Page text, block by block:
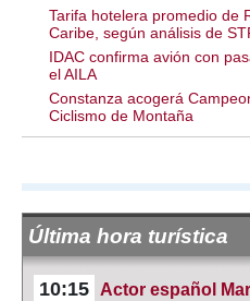
Tarifa hotelera promedio de
Caribe, según análisis de
IDAC confirma avión con
el AILA
Constanza acogerá
Ciclismo de Montaña
Última hora turística
10:15
Actor español